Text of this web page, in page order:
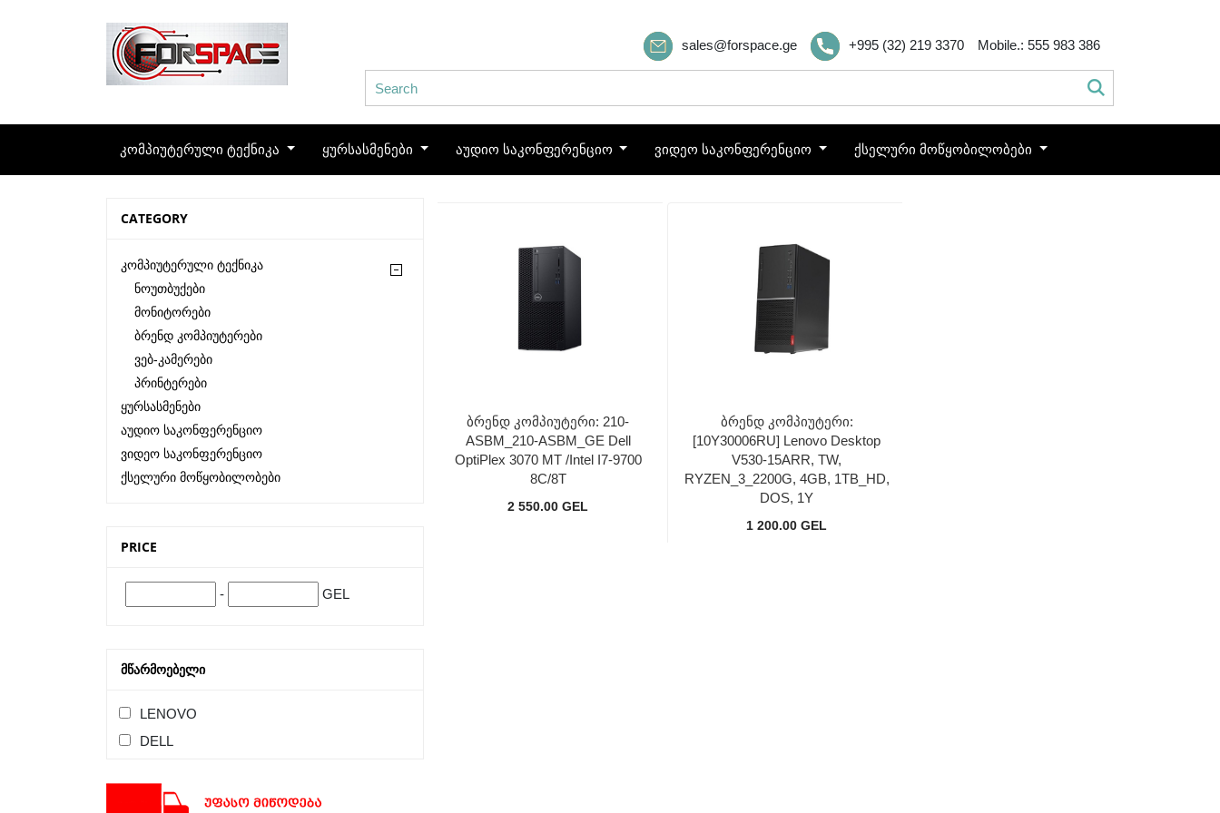
sales@forspace.ge +995 (32) 219 3370 Mobile.: 555 983 386
კომპიუტერული ტექნიკა ყურსასმენები აუდიო საკონფერენციო ვიდეო საკონფერენციო ქსელური მოწყობილობები
CATEGORY
Კომპიუტერული Ტექნიკა
Ნოუთბუქები
Მონიტორები
Ბრენდ Კომპიუტერები
Ვებ-Კამერები
Პრინტერები
Ყურსასმენები
Აუდიო Საკონფერენციო
Ვიდეო Საკონფერენციო
Ქსელური Მოწყობილობები
PRICE
- GEL
ᲛᲬᲐᲠᲛᲝᲔᲑᲔᲚᲘ
LENOVO
DELL
Ბრენდ Კომპიუტერი: 210-
ASBM_210-ASBM_GE Dell
OptiPlex 3070 MT /Intel I7-9700
8C/8T
2 550.00 GEL
Ბრენდ Კომპიუტერი:
[10Y30006RU] Lenovo Desktop
V530-15ARR, TW,
RYZEN_3_2200G, 4GB, 1TB_HD,
DOS, 1Y
1 200.00 GEL